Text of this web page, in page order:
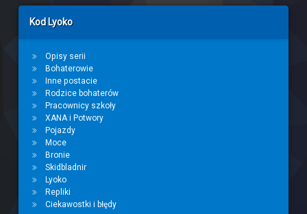
Left Sidebar
Kod Lyoko
Opisy serii
Bohaterowie
Inne postacie
Rodzice bohaterów
Pracownicy szkoły
XANA i Potwory
Pojazdy
Moce
Bronie
Skidbladnir
Lyoko
Repliki
Ciekawostki i błędy